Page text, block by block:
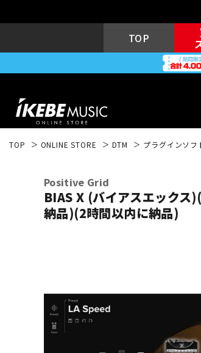
TOP
TOP ONLINE STORE DTM プラグインソフ
Positive Grid
BIAS X (バイアスエックス
納品)(2時間以内に納品)